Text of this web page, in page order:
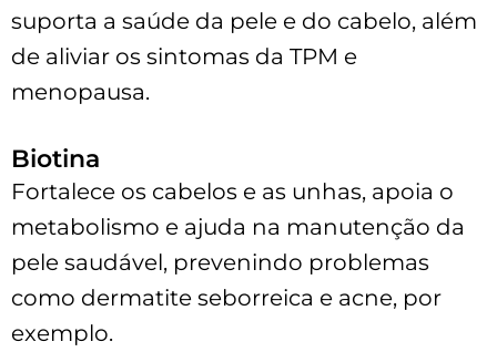
suporta a saúde da pele e do cabelo, além
de aliviar os sintomas da TPM e
menopausa.
Biotina
Fortalece os cabelos e as unhas, apoia o
metabolismo e ajuda na manutenção da
pele saudável, prevenindo problemas
como dermatite seborreica e acne, por
exemplo.